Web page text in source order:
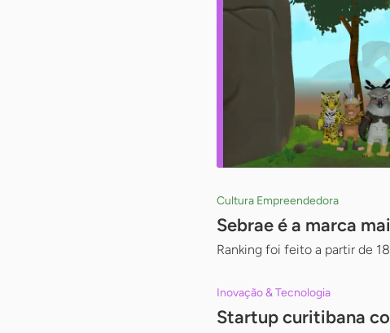
Cultura Empreendedora
Sebrae é a marca
Ranking foi feito a partir de
Inovação & Tecnologia
Startup curitibana